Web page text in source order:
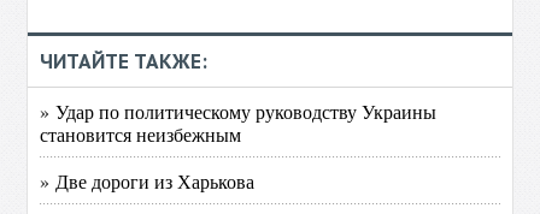
ЧИТАЙТЕ ТАКЖЕ:
» Удар по политическому руководству Украины
становится неизбежным
» Две дороги из Харькова